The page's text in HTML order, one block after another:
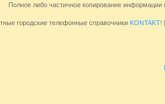
Полное либо частичное копирование
городские телефонные справочникиKONTAKT!